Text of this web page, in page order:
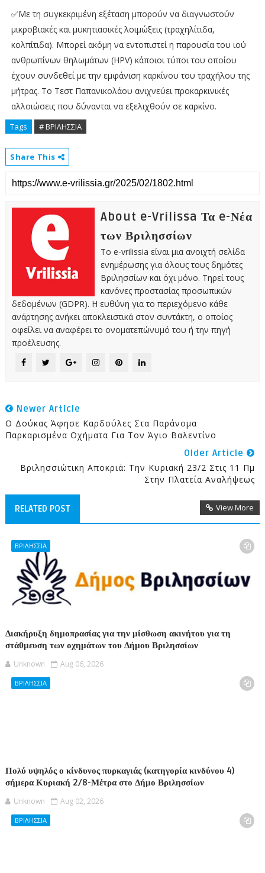
✅Με τη συγκεκριμένη εξέταση μπορούν να διαγνωστούν
μικροβιακές και μυκητιασικές λοιμώξεις (τραχηλίτιδα,
κολπίτιδα). Μπορεί ακόμη να εντοπιστεί η παρουσία του ιού
ανθρωπίνων θηλωμάτων (HPV) κάποιοι τύποι του οποίου
έχουν συνδεθεί με την εμφάνιση καρκίνου του τραχήλου της
μήτρας. Το Τεστ Παπανικολάου ανιχνεύει προκαρκινικές
αλλοιώσεις που δύνανται να εξελιχθούν σε καρκίνο.
Tags # ΒΡΙΛΗΣΣΙΑ
Share This
About e-Vrilissa Τα e-Νέα
των Βριλησσίων
Το e-vrilissia είναι μια ανοιχτή σελίδα
ενημέρωσης για όλους τους δημότες
Βριλησσίων και όχι μόνο. Τηρεί τους
κανόνες προστασίας προσωπικών
δεδομένων (GDPR). Η ευθύνη για το περιεχόμενο κάθε
ανάρτησης ανήκει αποκλειστικά στον συντάκτη, ο οποίος
οφείλει να αναφέρει το ονοματεπώνυμό του ή την πηγή
προέλευσης.
Newer Article
Ο Δούκας Άφησε Καρδούλες Στα Παράνομα
Παρκαρισμένα Οχήματα Για Τον Άγιο Βαλεντίνο
Older Article
Bριλησσιώτικη Αποκριά: Την Κυριακή 23/2 Στις 11 Πμ
Στην Πλατεία Αναλήψεως
RELATED POST View More
ΒΡΙΛΗΣΣΙΑ
Διακήρυξη δημοπρασίας για την μίσθωση ακινήτου για τη
στάθμευση των οχημάτων του Δήμου Βριλησσίων
Unknown Aug 06, 2026
ΒΡΙΛΗΣΣΙΑ
Πολύ υψηλός ο κίνδυνος πυρκαγιάς (κατηγορία κινδύνου 4)
σήμερα Κυριακή 2/8-Μέτρα στο Δήμο Βριλησσίων
Unknown Aug 02, 2026
ΒΡΙΛΗΣΣΙΑ